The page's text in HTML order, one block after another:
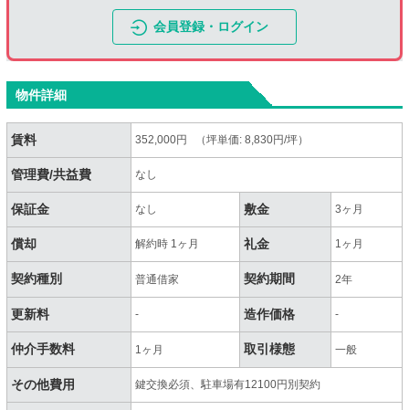
会員登録・ログイン
物件詳細
賃料 352,000円 （坪単価: 8,830円/坪）
管理費/共益費 なし
保証金 なし 敷金 3ヶ月
償却 解約時 1ヶ月 礼金 1ヶ月
契約種別 普通借家 契約期間 2年
更新料 - 造作価格 -
仲介手数料 1ヶ月 取引様態 一般
その他費用 鍵交換必須、駐車場有12100円別契約